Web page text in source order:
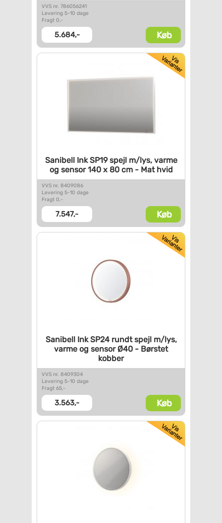
VVS nr. 786056241
Levering 5-10 dage
Fragt 0,-
5.684,- Køb
Sanibell Ink SP19 spejl m/lys,varme
og sensor 140 x 80 cm -Mat hvid
VVS nr. 8409086
Levering 5-10 dage
Fragt 0,-
7.547,- Køb
Sanibell Ink SP24 rundt spejlm/lys,
varme og sensor Ø40 - Børstet
kobber
VVS nr. 8409304
Levering 5-10 dage
Fragt 65,-
3.563,- Køb